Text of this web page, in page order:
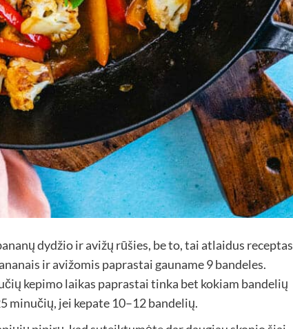
dydžio ir avižų rūšies, be to, tai atlaidus receptas
ir avižomis paprastai gauname 9 bandeles.
kepimo laikas paprastai tinka bet kokiam bandelių
minučių, jei kepate 10–12 bandelių.